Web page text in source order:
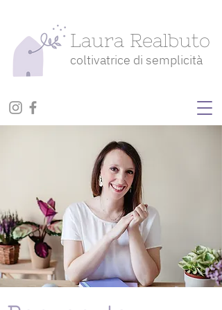
Laura Realbuto
coltivatrice di semplicità